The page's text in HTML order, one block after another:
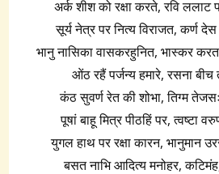
अर्क शीश को रक्षा करते, रवि ललाट
सूर्य नेत्र पर नित्य विराजत, कर्ण
भानु नासिका वासकरहुनित, भास्कर
ओंठ रहैं पर्जन्य हमारे, रसना बीच
कंठ सुवर्ण रेत की शोभा, तिग्म
पूषां बाहू मित्र पीठहिं पर, त्वष्टा
युगल हाथ पर रक्षा कारन, भानुमान
बसत नाभि आदित्य मनोहर,